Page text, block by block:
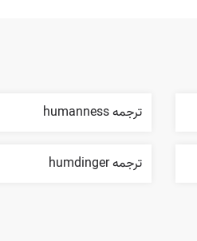
ترجمه humanness
ترجمه humdinger